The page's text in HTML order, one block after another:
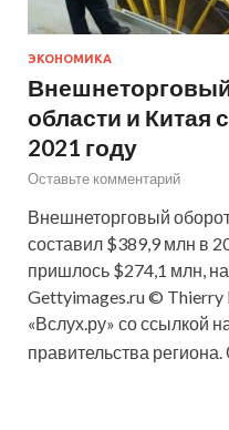
ЭКОНОМИКА
области и Китая
2021 году
Оставьте комментарий
Внешнеторговый
составил $389,9 млн в
пришлось $274,1 млн,
Gettyimages.ru © Thierry
«Вслух.ру» со ссылкой
правительства